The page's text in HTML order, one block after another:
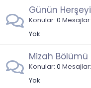
Günün Herşeyi
Konular 0 Mesajlar
Yok
Mizah Bölümü
Konular 0 Mesajlar
Yok